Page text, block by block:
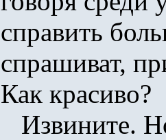
справить
спрашиват,
Как красиво?
Извините.